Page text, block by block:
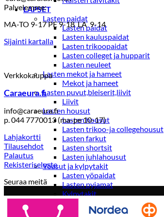
LAPSET
Lasten paidat
Lasten paidat
Lasten kauluspaidat
Lasten trikoopaidat
Lasten colleget ja hupparit
Lasten neuleet
Lasten mekot ja hameet
Mekot ja hameet
Lasten puvut,bleiserit,liivit
Liivit
Lasten housut
Lasten housut
Lasten trikoo-ja collegehousut
Lasten farkut
Lasten shortsit
Lasten juhlahousut
Yöasut ja kylpytakit
Lasten yöpaidat
Lasten pyjamat
Kylpytakit
Lasten asusteet
Vyöt, käsineet,pipot, ym
Palvelemme:
MA-TO 9-17 PE 9-18 LA 9-14
Sijainti kartalla
Verkkokauppa
Caraeura.fi
info@caraeura.fi
p. 044 7770013 (ma-pe 10-17)
Lahjakortti
Tilausehdot
Palautus
Rekisteriseloste
Seuraa meitä